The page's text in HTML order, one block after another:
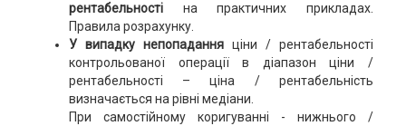
рентабельності на практичних прикладах.
Правила розрахунку.
У випадку непопаданняціни / рентабельності
контрольованої операції в діапазон ціни /
рентабельності – ціна / рентабельність
визначається на рівні медіани.
При самостійному коригуванні - нижнього /